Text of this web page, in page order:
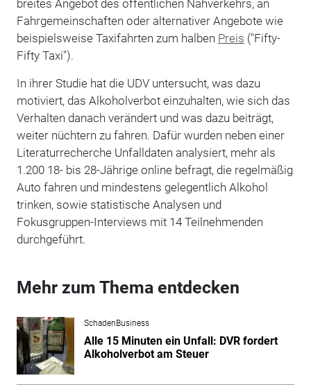
breites Angebot des öffentlichen Nahverkehrs, an
Fahrgemeinschaften oder alternativer Angebote wie
beispielsweise Taxifahrten zum halben Preis ("Fifty-
Fifty Taxi").
In ihrer Studie hat die UDV untersucht, was dazu
motiviert, das Alkoholverbot einzuhalten, wie sich das
Verhalten danach verändert und was dazu beiträgt,
weiter nüchtern zu fahren. Dafür wurden neben einer
Literaturrecherche Unfalldaten analysiert, mehr als
1.200 18- bis 28-Jährige online befragt, die regelmäßig
Auto fahren und mindestens gelegentlich Alkohol
trinken, sowie statistische Analysen und
Fokusgruppen-Interviews mit 14 Teilnehmenden
durchgeführt.
Mehr zum Thema entdecken
SchadenBusiness
Alle 15 Minuten ein Unfall: DVR fordert
Alkoholverbot am Steuer